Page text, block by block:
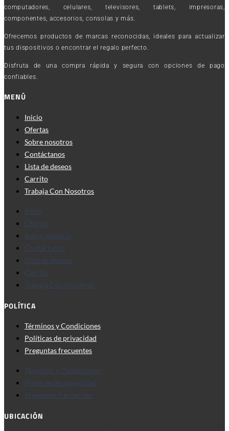
computadores, celulares, televisores, tablets, impresoras,
componentes, accesorios, consolas y más.
Ofrecemos productos de marcas reconocidas, ideales para actualizar
tus dispositivos o encontrar el regalo perfecto.
Disfruta de una compra rápida y segura con opciones de pago
confiables.
MENÚ
Inicio
Ofertas
Sobre nosotros
Contáctanos
Lista de deseos
Carrito
Trabaja Con Nosotros
Inicio
Ofertas
Sobre nosotros
Contáctanos
Lista de deseos
Carrito
Trabaja Con Nosotros
POLÍTICA
Términos y Condiciones
Políticas de privacidad
Preguntas frecuentes
Términos y Condiciones
Políticas de privacidad
Preguntas frecuentes
UBICACIÓN